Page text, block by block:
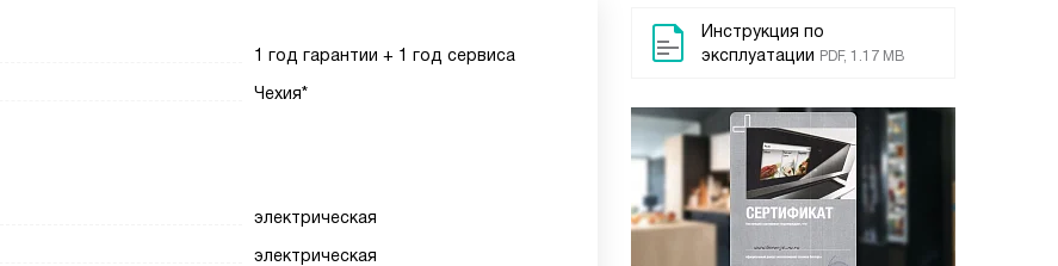
Инструкция по
эксплуатации PDF, 1.17 MB
1 год гарантии + 1 год сервиса
Чехия*
электрическая
электрическая